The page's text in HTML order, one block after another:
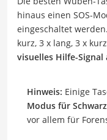
hinaus einen SOS-
eingeschaltet
kurz, 3 x lang, 3 x
visuelles Hilfe-Signal
Hinweis: Einige
Modus für
vor allem für